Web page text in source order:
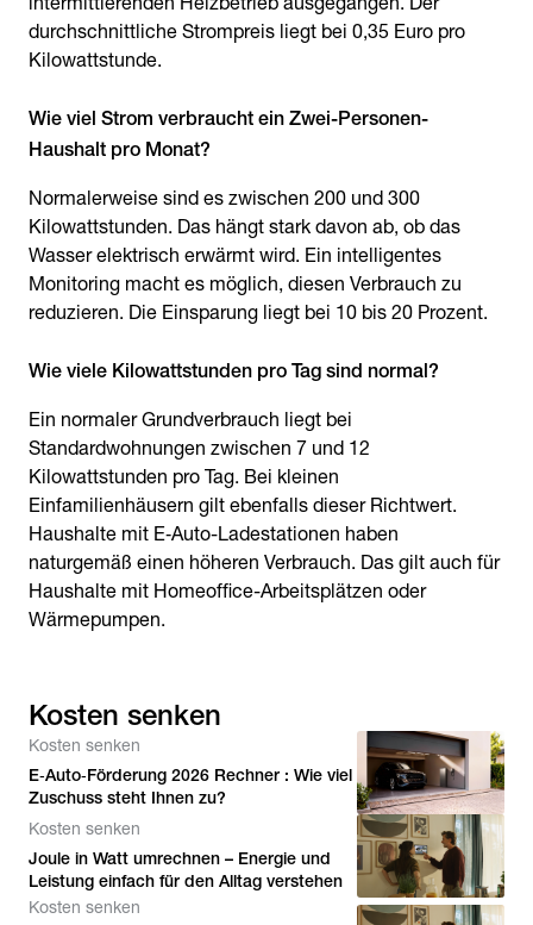
durchschnittliche Strompreis liegt bei 0,35 Euro pro
Kilowattstunde.
Wie viel Strom verbraucht ein Zwei-Personen-
Normalerweise sind es zwischen 200 und 300
Kilowattstunden. Das hängt stark davon ab, ob das
Wasser elektrisch erwärmt wird. Ein intelligentes
Monitoring macht es möglich, diesen Verbrauch zu
reduzieren. Die Einsparung liegt bei 10 bis 20 Prozent.
Wie viele Kilowattstunden pro Tag sind normal?
Ein normaler Grundverbrauch liegt bei
Standardwohnungen zwischen 7 und 12
Kilowattstunden pro Tag. Bei kleinen
Einfamilienhäusern gilt ebenfalls dieser Richtwert.
Haushalte mit E‑Auto-Ladestationen haben
naturgemäß einen höheren Verbrauch. Das gilt auch für
Haushalte mit Homeoffice-Arbeitsplätzen oder
Wärmepumpen.
Kosten senken
Kosten senken
E‑Auto‑Förderung 2026 Rechner : Wie viel
Zuschuss steht Ihnen zu?
Kosten senken
Joule in Watt umrechnen – Energie und
Leistung einfach für den Alltag verstehen
Kosten senken